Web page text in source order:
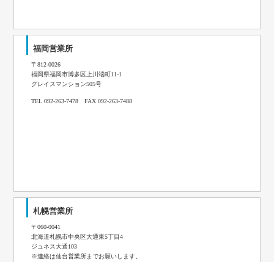
福岡営業所
〒812-0026
福岡県福岡市博多区上川端町11-1
グレイスマンション505号
TEL 092-263-7478 FAX 092-263-7488
札幌営業所
〒060-0041
北海道札幌市中央区大通東5丁目4
ジュネス大通103
※連絡は仙台営業所までお願いします。